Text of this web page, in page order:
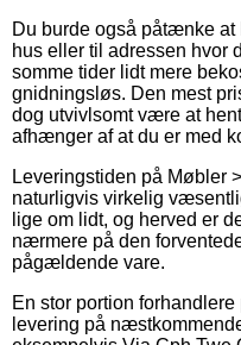
Du burde også påtænke
hus eller til adressen hvor
somme tider lidt mere
gnidningsløs. Den mest
dog utvivlsomt være at
afhænger af at du er med
Leveringstiden på Møbler
naturligvis virkelig
lige om lidt, og herved er
nærmere på den
pågældende vare.
En stor portion
levering på